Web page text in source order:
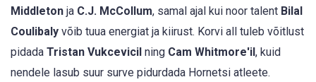
Middleton ja C.J. McCollum, samal ajal kui noor talent Bilal
Coulibaly võib tuua energiat ja kiirust. Korvi all tuleb võitlust
pidada Tristan Vukcevicil ning Cam Whitmore'il, kuid
nendele lasub suur surve pidurdada Hornetsi atleete.